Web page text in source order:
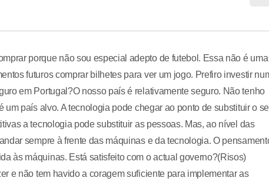
porque não sou especial adepto de futebol. Essa não é uma
futuros comprar bilhetes para ver um jogo. Prefiro investir
em Portugal?O nosso país é relativamente seguro. Não tenho
país alvo. A tecnologia pode chegar ao ponto de substituir o
a tecnologia pode substituir as pessoas. Mas, ao nível das
sempre à frente das máquinas e da tecnologia. O
às máquinas. Está satisfeito com o actual governo?(Risos)
e não tem havido a coragem suficiente para implementar as